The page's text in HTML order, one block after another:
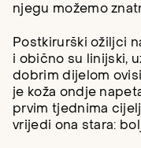
njegu možemo
Postkirurški ožiljci
i obično su linijski,
dobrim dijelom
je koža ondje
prvim tjednima
vrijedi ona stara: